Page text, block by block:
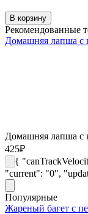
В корзину
Рекомендованные
Домашняя лапша с
Домашняя лапша с
425₽
{
"current": "0",
Популярные
Жареный багет с